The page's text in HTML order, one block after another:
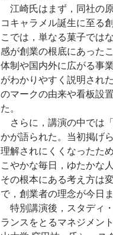
江崎氏はまず，同社の
コキャラメル誕生に至る
こでは，単なる菓子では
感が創業の根底にあった
体制や国内外に広がる事
がわかりやすく説明され
のマークの由来や看板設
た。
さらに，講演の中では
かが語られた。当初掲げ
理解されにくくなったた
こやかな毎日，ゆたかな
その根本にある考え方は
で，創業者の理念が今日
特別講演後，スタディ
ランスをとるマネジメン